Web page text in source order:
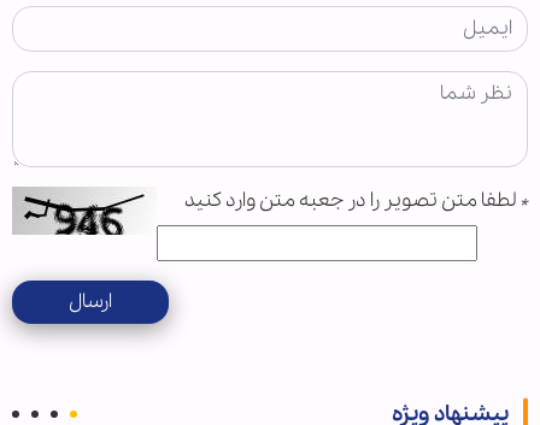
* لطفا متن تصویر را در جعبه متن وارد کنید
ارسال
پیشنهاد ویژه